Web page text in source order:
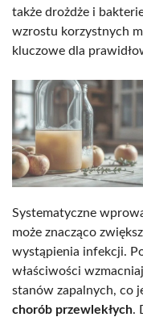
także drożdże i
wzrostu korzystnych
kluczowe dla
Systematyczne
może znacząco
wystąpienia infekcji.
właściwości
stanów zapalnych, co
chorób przewlekłych.